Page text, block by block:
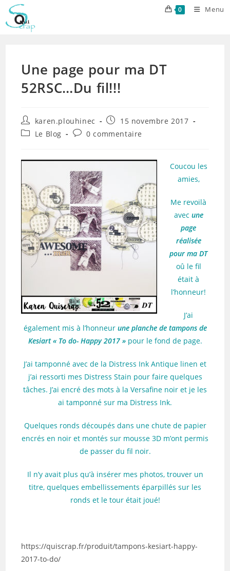
Skip
content
0 Menu
Une page pour ma DT
52RSC…Du fil!!!
Auteur/autrice
de
la
karen.plouhinec
Publication
publiée :
15 novembre 2017
PostLe Blog
Commentaires
publication :
0 commentaire
Coucou les
amies,
Me revoilà
avec une
page
réalisée
pour ma DT
oû le fil
était à
l’honneur!
J’ai
également mis à l’honneur une planche de tampons de
Kesiart « To do- Happy 2017 »pour le fond de page.
J’ai tamponné avec de la Distress Ink Antique linen et
j’ai ressorti mes Distress Stain pour faire quelques
tâches. J’ai encré des mots à la Versafine noir et je les
ai tamponné sur ma Distress Ink.
Quelques ronds découpés dans une chute de papier
encrés en noir et montés sur mousse 3D m’ont permis
de passer du fil noir.
Il n’y avait plus qu’à insérer mes photos, trouver un
titre, quelques embellissements éparpillés sur les
ronds et le tour était joué!
https://quiscrap.fr/produit/tampons-kesiart-happy-
2017-to-do/